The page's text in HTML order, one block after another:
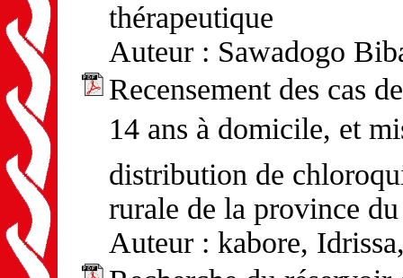
thérapeutique
Auteur : Sawadogo
Recensement des cas
14 ans à domicile, et
distribution de
rurale de la province
Auteur : kabore,